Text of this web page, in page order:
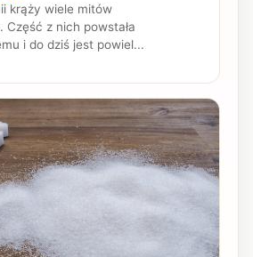
krąży wiele mitów
z nich powstała
i do dziś jest powiel...